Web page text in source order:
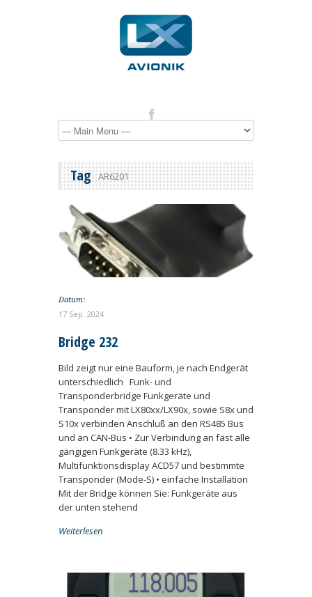
Tag AR6201
Datum:
17 Sep. 2024
Bridge 232
Bild zeigt nur eine Bauform, je nach Endgerät
unterschiedlich Funk- und
Transponderbridge Funkgeräte und
Transponder mit LX80xx/LX90x, sowie S8x und
S10x verbinden Anschluß an den RS485 Bus
und an CAN-Bus • Zur Verbindung an fast alle
gängigen Funkgeräte (8.33 kHz),
Multifunktionsdisplay ACD57 und bestimmte
Transponder (Mode-S) • einfache Installation
Mit der Bridge können Sie: Funkgeräte aus
der unten stehend
Weiterlesen